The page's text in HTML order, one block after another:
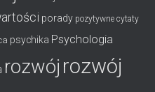
porady pozytywne cytaty
psychika Psychologia
rozwój rozwój